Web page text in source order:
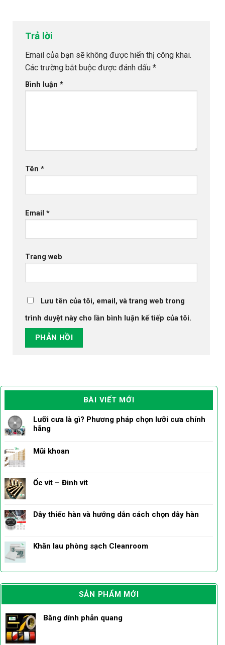
Trả lời
Email của bạn sẽ không được hiển thị công khai.
Các trường bắt buộc được đánh dấu *
Bình luận *
Tên *
Email *
Trang web
Lưu tên của tôi, email, và trang web trong
trình duyệt này cho lần bình luận kế tiếp của tôi.
BÀI VIẾT MỚI
Lưỡi cưa là gì? Phương pháp chọn lưỡi cưa chính
hãng
Mũi khoan
Ốc vít – Đinh vít
Dây thiếc hàn và hướng dẫn cách chọn dây hàn
Khăn lau phòng sạch Cleanroom
SẢN PHẨM MỚI
Băng dính phản quang